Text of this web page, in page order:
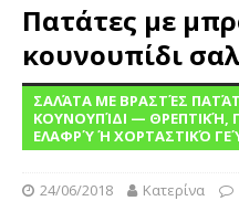
Πατάτες με
κουνουπίδι
ΣΑΛΆΤΑ ΜΕ ΒΡΑΣΤΈΣ
ΚΟΥΝΟΥΠΊΔΙ — ΘΡΕΠΤΙΚΉ,
ΕΛΑΦΡΎ Ή ΧΟΡΤΑΣΤΙΚΌ
24/06/2018 Κατερίνα